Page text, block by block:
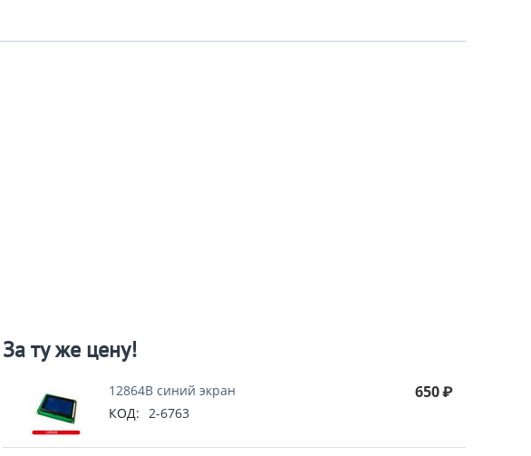
За ту же цену!
12864B синий экран
КОД: 2-6763
650₽